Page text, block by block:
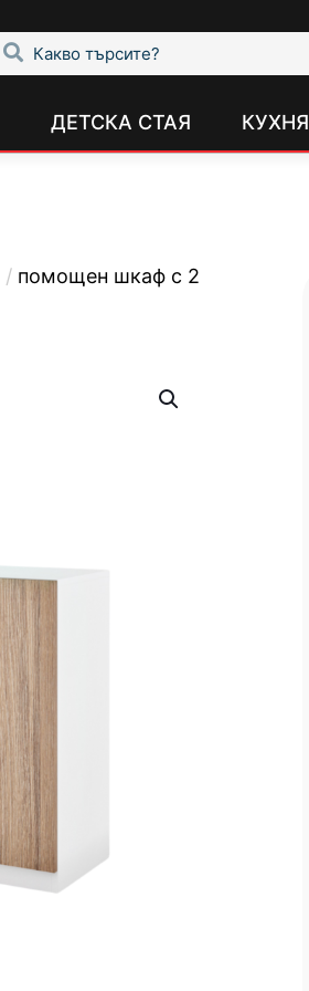
ДЕТСКА СТАЯ КУХНЯ
/ помощен шкаф с 2